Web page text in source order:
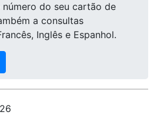
do seu cartão de
a consultas
Inglês e Espanhol.